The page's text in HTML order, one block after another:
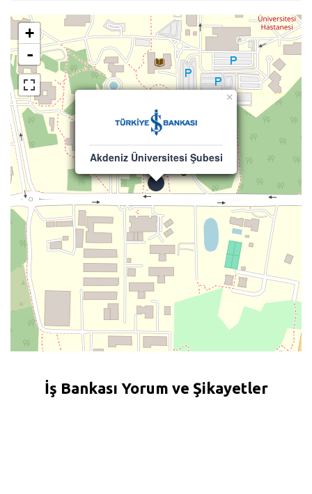
×
Akdeniz Üniversitesi Şubesi
+
-
İş Bankası Yorum ve Şikayetler